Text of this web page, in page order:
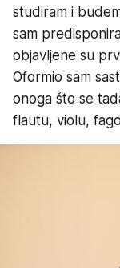
studiram i
sam
objavljene su
Oformio sam
onoga što se
flautu, violu,